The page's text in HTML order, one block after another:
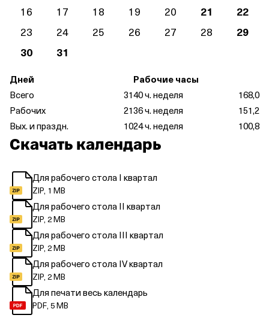
16
17 18 19 20 21
22
23
24 25 26 27 28
29
30
31
Дней
Всего
31
Рабочих
21
Вых. и праздн.
10
Рабочие часы
40 ч. неделя
168,0
36 ч. неделя
151,2
24 ч. неделя
100,8
Скачать календарь
Для рабочего стола I квартал
ZIP, 1 MB
Для рабочего стола II квартал
ZIP, 2 MB
Для рабочего стола III квартал
ZIP, 2 MB
Для рабочего стола IV квартал
ZIP, 2 MB
Для печати весь календарь
PDF, 5 MB